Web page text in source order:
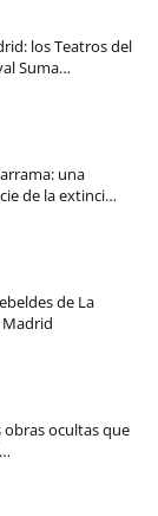
los Teatros del
Suma…
una
de la extinci…
de La
obras ocultas que